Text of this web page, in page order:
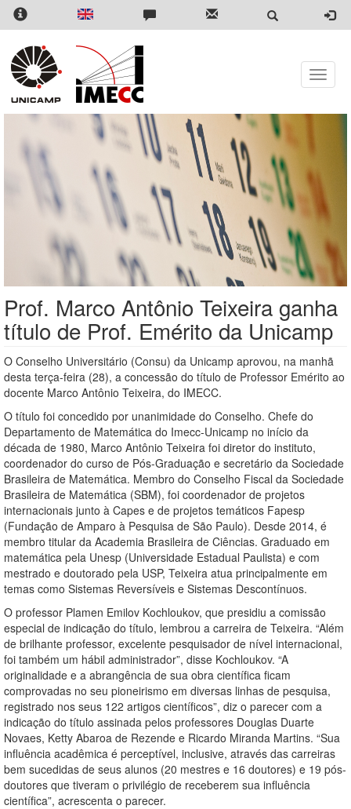
Pular
para
conteúdo
principal
Toggle
Prof. Marco Antônio Teixeira ganha
título de Prof. Emérito da Unicamp
O Conselho Universitário (Consu) da Unicamp aprovou, na manhã
desta terça-feira (28), a concessão do título de Professor Emérito ao
docente Marco Antônio Teixeira, do IMECC.
O título foi concedido por unanimidade do Conselho. Chefe do
Departamento de Matemática do Imecc-Unicamp no início da
década de 1980, Marco Antônio Teixeira foi diretor do instituto,
coordenador do curso de Pós-Graduação e secretário da Sociedade
Brasileira de Matemática. Membro do Conselho Fiscal da Sociedade
Brasileira de Matemática (SBM), foi coordenador de projetos
internacionais junto à Capes e de projetos temáticos Fapesp
(Fundação de Amparo à Pesquisa de São Paulo). Desde 2014, é
membro titular da Academia Brasileira de Ciências. Graduado em
matemática pela Unesp (Universidade Estadual Paulista) e com
mestrado e doutorado pela USP, Teixeira atua principalmente em
temas como Sistemas Reversíveis e Sistemas Descontínuos.
O professor Plamen Emilov Kochloukov, que presidiu a comissão
especial de indicação do título, lembrou a carreira de Teixeira. “Além
de brilhante professor, excelente pesquisador de nível internacional,
foi também um hábil administrador”, disse Kochloukov. “A
originalidade e a abrangência de sua obra científica ficam
comprovadas no seu pioneirismo em diversas linhas de pesquisa,
registrado nos seus 122 artigos científicos”, diz o parecer com a
indicação do título assinada pelos professores Douglas Duarte
Novaes, Ketty Abaroa de Rezende e Ricardo Miranda Martins. “Sua
influência acadêmica é perceptível, inclusive, através das carreiras
bem sucedidas de seus alunos (20 mestres e 16 doutores) e 19 pós-
doutores que tiveram o privilégio de receberem sua influência
científica”, acrescenta o parecer.